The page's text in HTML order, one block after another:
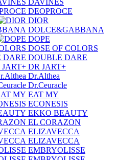
DAVINES
DEOPROCE
DIOR
DOLCE&GABBANA
DOPE
DOSE OF COLORS
DOUBLE DARE
DR JART+
Dr.Althea
Dr.Ceuracle
EAT MY
ECONESIS
EKKO BEAUTY
EL CORAZON
ELIZAVECCA
ELIZAVECCA
EMBRYOLISSE